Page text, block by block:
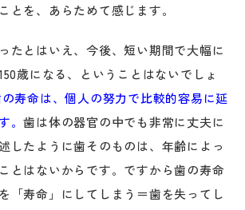
とを、あらためて感じます。
たとはいえ、今後、短い期間で大幅に
歳になる、ということはないでしょ
寿命は、個人の努力で比較的容易に延
。歯は体の器官の中でも非常に丈夫に
したように歯そのものは、年齢によっ
とはないからです。ですから歯の寿命
「寿命」にしてしまう＝歯を失ってし